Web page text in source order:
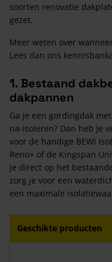
soorten renovatie
gezet.
Meer weten over
Lees dan ons
1. Bestaand
dakpannen
Ga je een gordingdak
na-isoleren? Dan heb je
voor de handige BEWI
Reno+ of de Kingspan
je direct op het
zorg je voor een
een maximale
Geschikte producten